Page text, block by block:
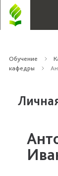
Обучение
кафедры